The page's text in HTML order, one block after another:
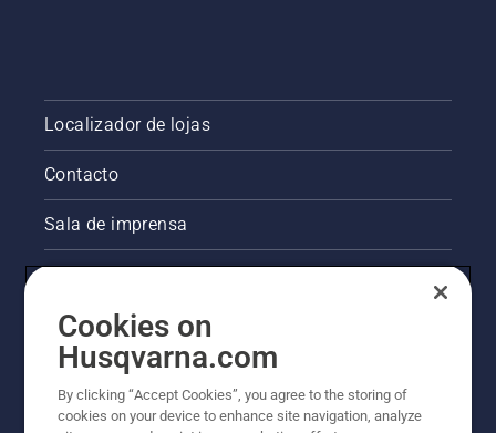
Localizador de lojas
Contacto
Sala de imprensa
Outros websites da Husqvarna
A abordagem da Husqvarna à sustentabilidade
Cookies on
Husqvarna.com
By clicking “Accept Cookies”, you agree to the storing of
cookies on your device to enhance site navigation, analyze